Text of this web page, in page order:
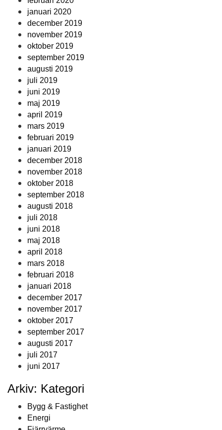
januari 2020
december 2019
november 2019
oktober 2019
september 2019
augusti 2019
juli 2019
juni 2019
maj 2019
april 2019
mars 2019
februari 2019
januari 2019
december 2018
november 2018
oktober 2018
september 2018
augusti 2018
juli 2018
juni 2018
maj 2018
april 2018
mars 2018
februari 2018
januari 2018
december 2017
november 2017
oktober 2017
september 2017
augusti 2017
juli 2017
juni 2017
Arkiv: Kategori
Bygg & Fastighet
Energi